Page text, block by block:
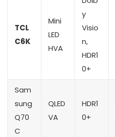
TCL
C6K
Mini
LED
HVA
y
Visio
n,
HDR1
0+
Sam
sung
Q70
C
QLED
VA
HDR1
0+